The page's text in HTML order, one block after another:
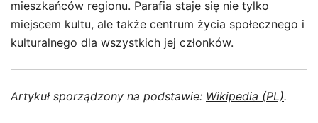
mieszkańców regionu. Parafia staje się nie tylko
miejscem kultu, ale także centrum życia społecznego i
kulturalnego dla wszystkich jej członków.
Artykuł sporządzony na podstawie: Wikipedia (PL).